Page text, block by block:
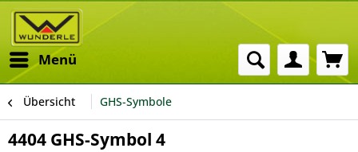
Menü
Übersicht GHS-Symbole
4404 GHS-Symbol 4